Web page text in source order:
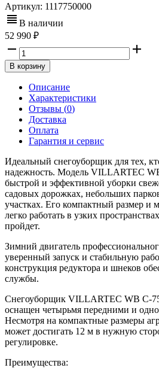
Артикул: 1117750000
В наличии
52 990
В корзину
Описание
Характеристики
Отзывы (0)
Доставка
Оплата
Гарантия и сервис
Идеальный снегоуборщик для тех,
надежность. Модель VILLARTEC
быстрой и эффективной уборки
садовых дорожках, небольших
участках. Его компактный размер и
легко работать в узких
пройдет.
Зимний двигатель
уверенный запуск и стабильную
конструкция редуктора и шнеков
службы.
Снегоуборщик VILLARTEC WB C-
оснащен четырьмя передними и
Несмотря на компактные размеры
может достигать 12 м в нужную
регулировке.
Преимущества: